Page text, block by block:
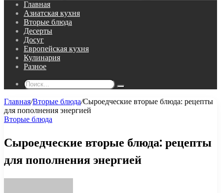
Главная
Азиатская кухня
Вторые блюда
Десерты
Досуг
Европейская кухня
Кулинария
Разное
Поиск...
Главная/Вторые блюда/Сыроедческие вторые блюда: рецепты
для пополнения энергией
Вторые блюда
Сыроедческие вторые блюда: рецепты
для пополнения энергией